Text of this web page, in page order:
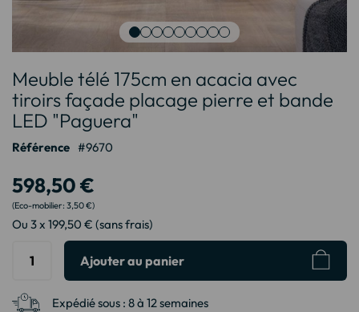
au
début
de
la
Galerie
Meuble télé 175cm en acacia avec
tiroirs façade placage pierre et bande
LED "Paguera"
Référence 9670
598,50 €
3,50 €
Ou 3 x 199,50 € (sans frais)
Ajouter au panier
Expédié sous : 8 à 12 semaines